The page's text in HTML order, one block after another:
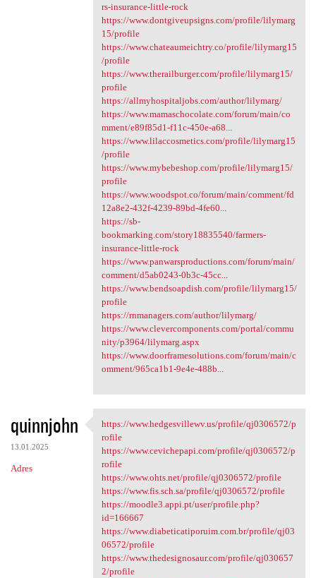
rs-insurance-little-rock
https://www.dontgiveupsigns.com/profile/lilymarg
15/profile
https://www.chateaumeichtry.co/profile/lilymarg15
/profile
https://www.therailburger.com/profile/lilymarg15/
profile
https://allmyhospitaljobs.com/author/lilymarg/
https://www.mamaschocolate.com/forum/main/co
mment/e89f85d1-f11c-450e-a68...
https://www.lilaccosmetics.com/profile/lilymarg15
/profile
https://www.mybebeshop.com/profile/lilymarg15/
profile
https://www.woodspot.co/forum/main/comment/fd
12a8e2-432f-4239-89bd-4fe60...
https://sb-
bookmarking.com/story18835540/farmers-
insurance-little-rock
https://www.panwarsproductions.com/forum/main/
comment/d5ab0243-0b3c-45cc...
https://www.bendsoapdish.com/profile/lilymarg15/
profile
https://rnmanagers.com/author/lilymarg/
https://www.clevercomponents.com/portal/commu
nity/p3964/lilymarg.aspx
https://www.doorframesolutions.com/forum/main/c
omment/965ca1b1-9e4e-488b...
quinnjohn
13.01.2025
Adres
https://www.hedgesvillewv.us
https://www.hedgesvillewv.us/profile/qj0306572/p
rofile
https://www.cevichepapi.com/profile/qj0306572/p
rofile
https://www.ohts.net/profile/qj0306572/profile
https://www.fis.sch.sa/profile/qj0306572/profile
https://moodle3.appi.pt/user/profile.php?
id=166667
https://www.diabeticatiporuim.com.br/profile/qj03
06572/profile
https://www.thedesignosaur.com/profile/qj030657
2/profile